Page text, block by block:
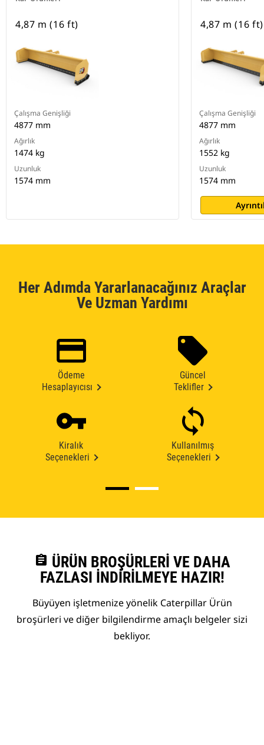
4,87 m (16 ft)
Çalışma Genişliği
4877 mm
Ağırlık
1474 kg
Uzunluk
1574 mm
4,87 m (16 ft)
Çalışma Genişliği
4877 mm
Ağırlık
1552 kg
Uzunluk
1574 mm
Her Adımda Yararlanacağınız Araçlar
Ve Uzman Yardımı
Ödeme
Hesaplayıcısı
Güncel
Teklifler
Kiralık
Seçenekleri
Kullanılmış
Seçenekleri
assignment ÜRÜN BROŞÜRLERI VE DAHA
FAZLASI İNDIRILMEYE HAZIR!
Büyüyen işletmenize yönelik Caterpillar Ürün
broşürleri ve diğer bilgilendirme amaçlı belgeler sizi
bekliyor.